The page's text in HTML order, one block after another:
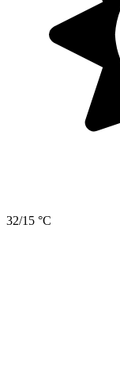
32/15 °C